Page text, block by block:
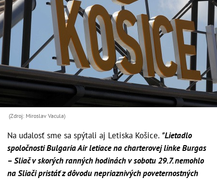
(Zdroj: Miroslav Vacula)
Na udalosť sme sa spýtali aj Letiska Košice. "Lietadlo
spoločnosti Bulgaria Air letiace na charterovej linke Burgas
– Sliač v skorých ranných hodinách v sobotu 29.7. nemohlo
na Sliači pristáť z dôvodu nepriaznivých poveternostných